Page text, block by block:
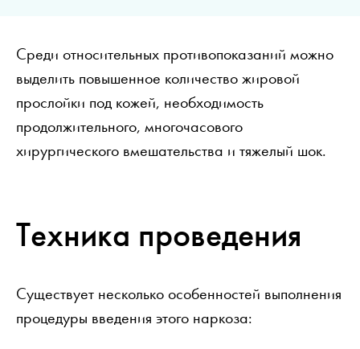
Среди относительных противопоказаний можно
выделить повышенное количество жировой
прослойки под кожей, необходимость
продолжительного, многочасового
хирургического вмешательства и тяжелый шок.
Техника проведения
Существует несколько особенностей выполнения
процедуры введения этого наркоза: